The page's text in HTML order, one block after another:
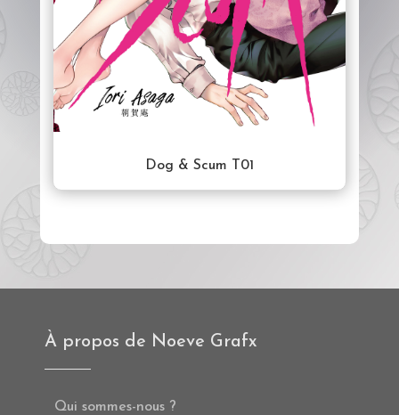
Dog & Scum T01
À propos de Noeve Grafx
Qui sommes-nous ?